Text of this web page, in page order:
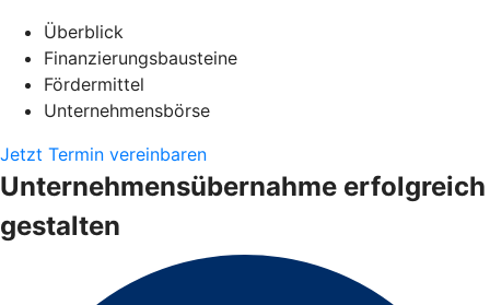
Überblick
Finanzierungsbausteine
Fördermittel
Unternehmensbörse
Jetzt Termin vereinbaren
Unternehmensübernahme erfolgreich
gestalten